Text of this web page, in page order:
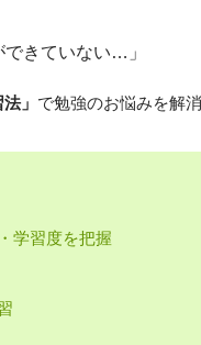
できていない…」
」 で勉強のお悩みを解
学習度を把握